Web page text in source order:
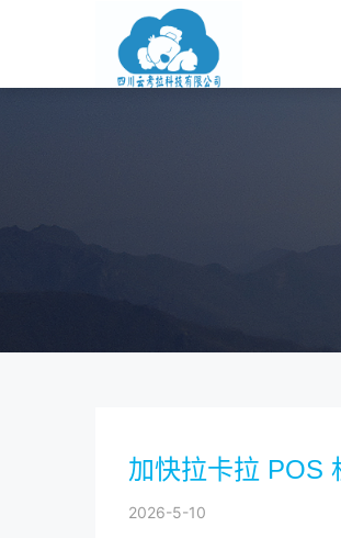
加快拉卡拉 POS
2026-5-10